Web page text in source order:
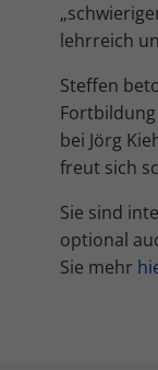
lehrreich
Steffen
bei Jörg
freut sich
Sie sind
optional
Sie mehr